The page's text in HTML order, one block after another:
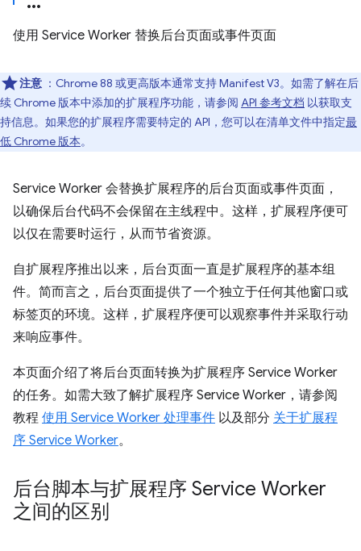
使用 Service Worker 替换后台页面或事件页面
注意 ：Chrome 88 或更高版本通常支持 Manifest V3。如需了解在后
续 Chrome 版本中添加的扩展程序功能，请参阅 API 参考文档 以获取支
持信息。如果您的扩展程序需要特定的 API，您可以在清单文件中指定最
低 Chrome 版本。
Service Worker 会替换扩展程序的后台页面或事件页面，
以确保后台代码不会保留在主线程中。这样，扩展程序便可
以仅在需要时运行，从而节省资源。
自扩展程序推出以来，后台页面一直是扩展程序的基本组
件。简而言之，后台页面提供了一个独立于任何其他窗口或
标签页的环境。这样，扩展程序便可以观察事件并采取行动
来响应事件。
本页面介绍了将后台页面转换为扩展程序 Service Worker
的任务。如需大致了解扩展程序 Service Worker，请参阅
教程 使用 Service Worker 处理事件 以及部分 关于扩展程
序 Service Worker。
后台脚本与扩展程序 Service Worker
之间的区别